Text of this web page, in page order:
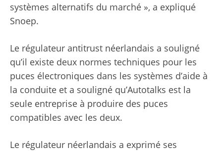
systèmes alternatifs du marché », a expliqué
Snoep.
Le régulateur antitrust néerlandais a souligné
qu’il existe deux normes techniques pour les
puces électroniques dans les systèmes d’aide à
la conduite et a souligné qu’Autotalks est la
seule entreprise à produire des puces
compatibles avec les deux.
Le régulateur néerlandais a exprimé ses